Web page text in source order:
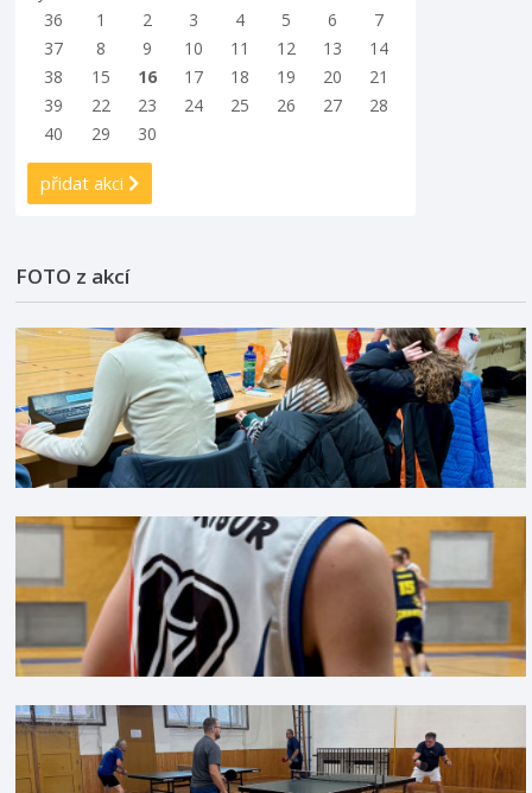
36
1 2 3 4 5 6
7
37
8 9 10 11 12 13
14
38
15 16 17 18 19 20
21
39
22 23 24 25 26 27
28
40
29 30
přidat akci
FOTO z akcí